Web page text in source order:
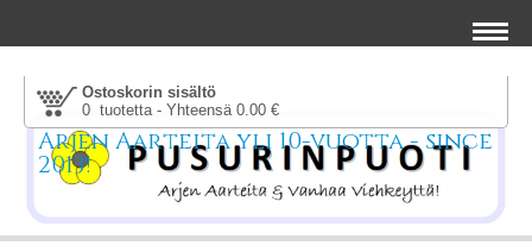
Ostoskorin sisältö
0 tuotetta - Yhteensä 0.00 €
Arjen Aarteita yli 10-vuotta - since
2013!